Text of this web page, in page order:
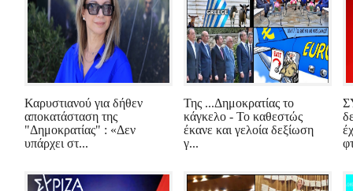
Καρυστιανού για δήθεν
αποκατάσταση της
"Δημοκρατίας" : «Δεν
υπάρχει στ...
Της ...Δημοκρατίας το
κάγκελο - Το καθεστώς
έκανε και γελοία δεξίωση
γ...